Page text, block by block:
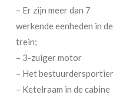
– Er zijn meer dan 7
werkende eenheden in de
trein;
– 3-zuiger motor
– Het bestuurdersportier
– Ketelraam in de cabine